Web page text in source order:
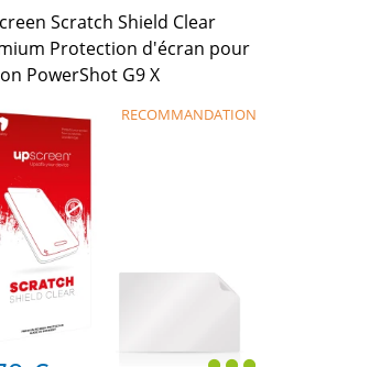
Scratch Shield Clear
Protection d'écran pour
PowerShot G9 X
RECOMMANDATION